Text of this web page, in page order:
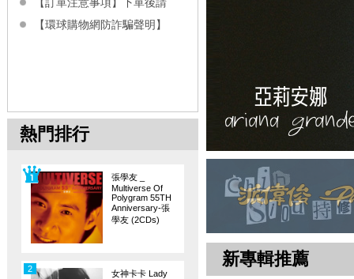
【環球購物網防詐騙聲明】
熱門排行
張學友 _
Multiverse Of
Polygram 55TH
Anniversary-張
學友 (2CDs)
女神卡卡 Lady
2 新專輯推薦